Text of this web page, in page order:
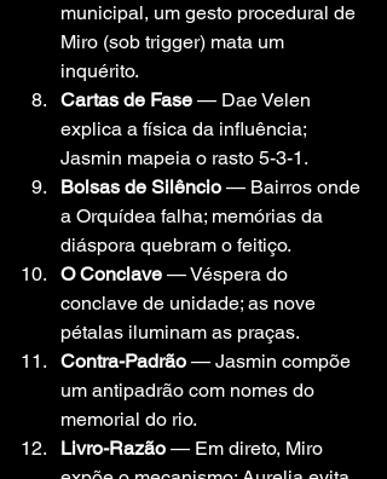
municipal, um gesto procedural de
Miro (sob trigger) mata um
inquérito.
Cartas de Fase — Dae Velen
explica a física da influência;
Jasmin mapeia o rasto 5-3-1.
Bolsas de Silêncio — Bairros onde
a Orquídea falha; memórias da
diáspora quebram o feitiço.
O Conclave — Véspera do
conclave de unidade; as nove
pétalas iluminam as praças.
Contra-Padrão — Jasmin compõe
um antipadrão com nomes do
memorial do rio.
Livro-Razão — Em direto, Miro